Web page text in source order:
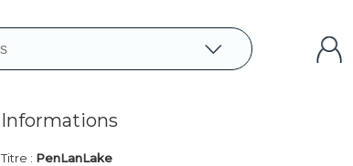
Informations
Titre : PenLanLake